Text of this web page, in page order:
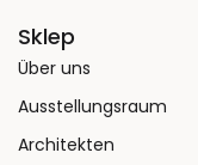
Sklep
Über uns
Ausstellungsraum
Architekten